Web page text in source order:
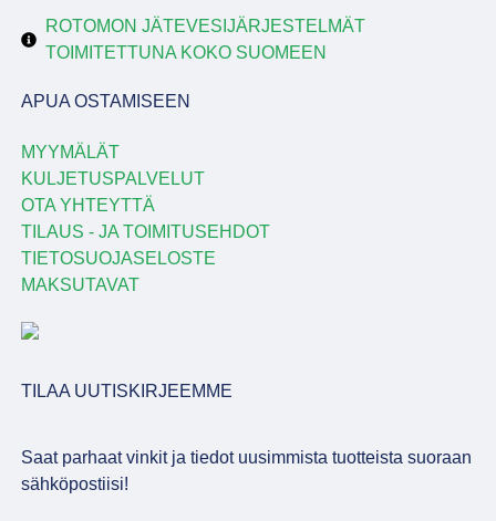
ROTOMON JÄTEVESIJÄRJESTELMÄT
TOIMITETTUNA KOKO SUOMEEN
APUA OSTAMISEEN
MYYMÄLÄT
KULJETUSPALVELUT
OTA YHTEYTTÄ
TILAUS - JA TOIMITUSEHDOT
TIETOSUOJASELOSTE
MAKSUTAVAT
TILAA UUTISKIRJEEMME
Saat parhaat vinkit ja tiedot uusimmista tuotteista suoraan
sähköpostiisi!